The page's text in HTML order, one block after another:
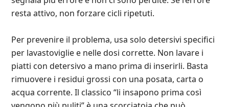
resta attivo, non forzare cicli ripetuti.
Per prevenire il problema, usa solo detersivi specifici
per lavastoviglie e nelle dosi corrette. Non lavare i
piatti con detersivo a mano prima di inserirli. Basta
rimuovere i residui grossi con una posata, carta o
acqua corrente. Il classico “li insapono prima così